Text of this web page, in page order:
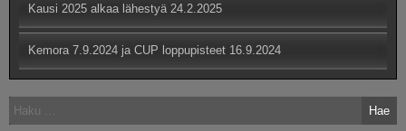
Kausi 2025 alkaa lähestyä 24.2.2025
Kemora 7.9.2024 ja CUP loppupisteet 16.9.2024
Haku: